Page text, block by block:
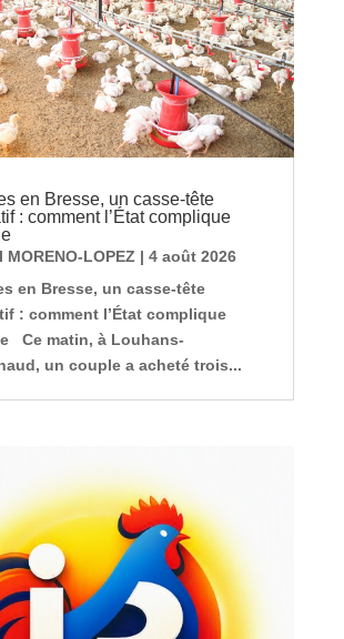
en Bresse, un casse-tête
: comment l’État complique
MORENO-LOPEZ | 4 août 2026
en Bresse, un casse-tête
: comment l’État complique
Ce matin, à Louhans-
un couple a acheté trois...